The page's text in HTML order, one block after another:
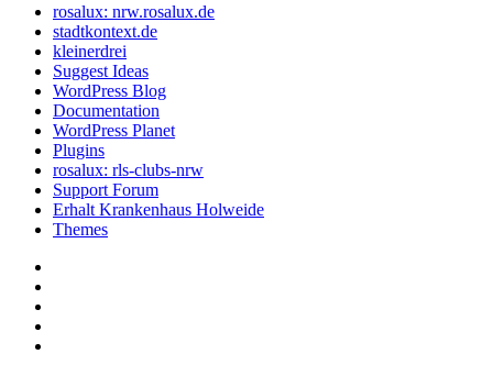
rosalux: nrw.rosalux.de
stadtkontext.de
kleinerdrei
Suggest Ideas
WordPress Blog
Documentation
WordPress Planet
Plugins
rosalux: rls-clubs-nrw
Support Forum
Erhalt Krankenhaus Holweide
Themes